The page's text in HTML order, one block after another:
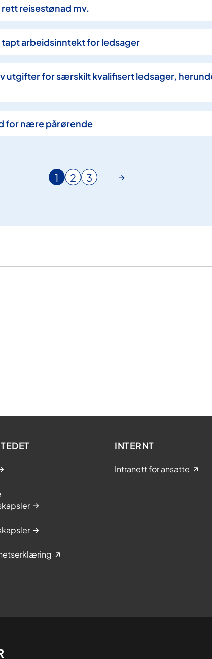
rett reisestønad mv.
tapt arbeidsinntekt for ledsager
utgifter for særskilt kvalifisert ledsager,
for nære pårørende
N
r
d
1
G
l
d
2
G
l
d
3
INTERNT
Intranett for ansatte